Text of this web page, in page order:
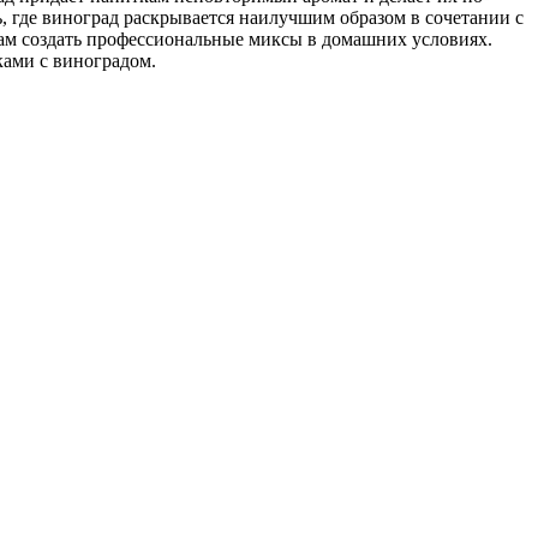
виноград раскрывается наилучшим образом в сочетании с
создать профессиональные миксы в домашних условиях.
с виноградом.